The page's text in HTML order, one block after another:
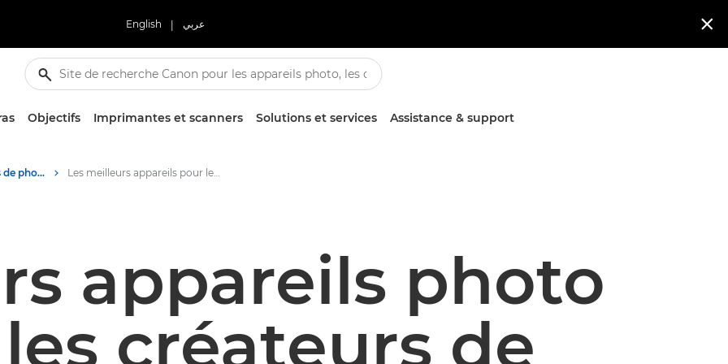
English | عربي 
Objectifs Imprimantes et scanners Solutions et services Assistance & support
Conseils et techniques de photographie et d'impression Les meilleurs appareils pour les créateurs de contenu sur les réseaux sociaux
appareils photo
créateurs de